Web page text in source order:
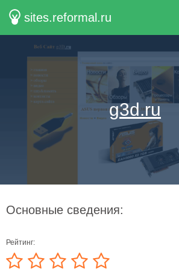
sites.reformal.ru
g3d.ru
Основные сведения:
Рейтинг: